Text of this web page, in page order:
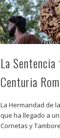
La
Centuria
La Hermandad de
que ha llegado a
Cornetas y